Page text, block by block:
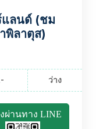
แลนด์ (ชม
พิลาตุส)
ว่าง
ผ่านทาง LINE